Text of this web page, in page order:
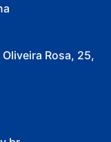
Rosa, 25,